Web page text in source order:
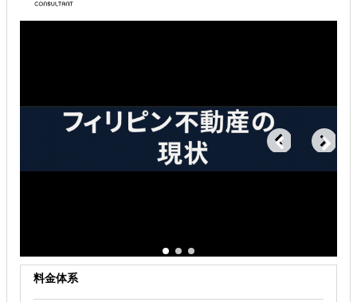
許認可や規制調査など輸出／販売の準備をしたい
店舗出店のサポートをして欲しい
料金体系